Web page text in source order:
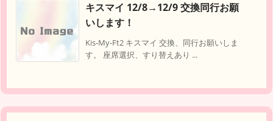
キスマイ 12/8→12/9 交換同行お願
いします！
Kis-My-Ft2 キスマイ 交換、同行お願いしま
す。 座席選択、すり替えあり ...